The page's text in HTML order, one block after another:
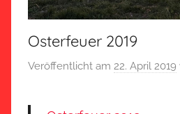
Osterfeuer 2019
Veröffentlicht am 22. April 2019